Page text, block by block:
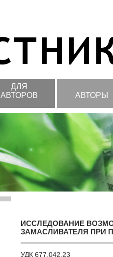
ДЛЯ
АВТОРОВ
АВТОРЫ
ИССЛЕДОВАНИЕ
ЗАМАСЛИВАТЕЛЯ ПРИ
УДК 677.042.23